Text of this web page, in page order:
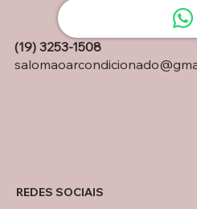
(19) 3253-1508
REDES SOCIAIS